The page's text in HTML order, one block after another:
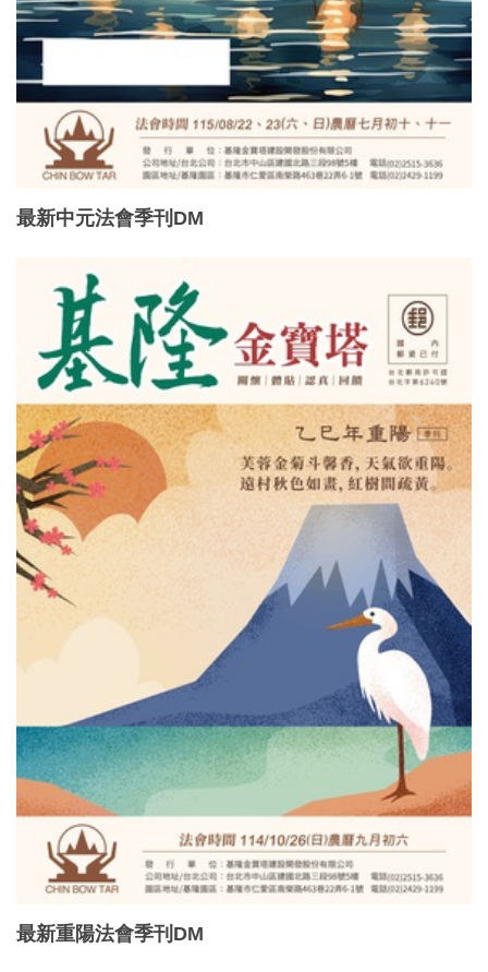
最新中元法會季刊DM
最新重陽法會季刊DM